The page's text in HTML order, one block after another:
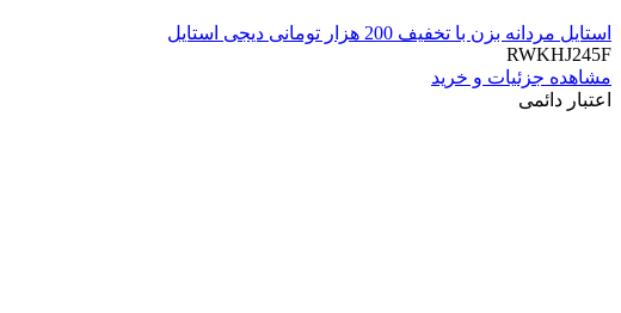
استایل مردانه بزن با تخفیف 200 هزار تومانی دیجی استایل
RWKHJ245F
مشاهده جزئیات و خرید
اعتبار دائمی